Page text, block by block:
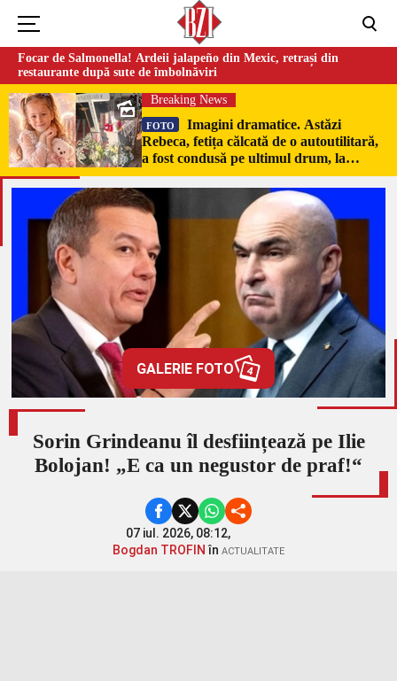
Focar de Salmonella! Ardeii jalapeño din Mexic, retrași din
restaurante după sute de îmbolnăviri
Breaking News
FOTO
Imagini dramatice. Astăzi
Rebeca, fetița călcată de o autoutilitară,
a fost condusă pe ultimul drum, la
Poduri. În sicriul alb al micuței au fost
puși pumni de bani și jucării –
EXCLUSIV
GALERIE FOTO 4
Sorin Grindeanu îl desființează pe Ilie
Bolojan! „E ca un negustor de praf!“
07 iul. 2026, 08:12,
Bogdan TROFIN în ACTUALITATE